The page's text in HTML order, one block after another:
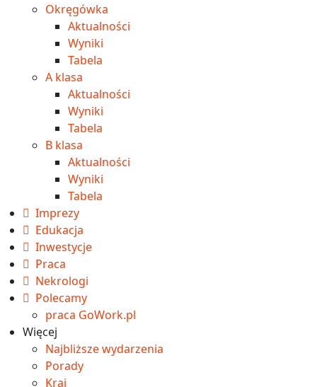
Okręgówka
Aktualności
Wyniki
Tabela
A klasa
Aktualności
Wyniki
Tabela
B klasa
Aktualności
Wyniki
Tabela
Imprezy
Edukacja
Inwestycje
Praca
Nekrologi
Polecamy
praca GoWork.pl
Więcej
Najbliższe wydarzenia
Porady
Kraj